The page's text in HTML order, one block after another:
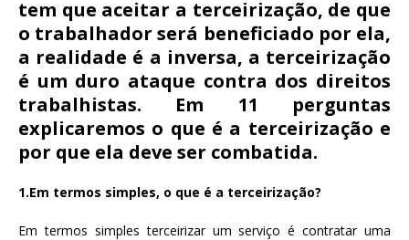
o
o
k
p
p
tem que aceitar a terceirização, de que
o trabalhador será beneficiado por ela,
a realidade é a inversa, a terceirização
é um duro ataque contra dos direitos
trabalhistas. Em 11 perguntas
explicaremos o que é a terceirização e
por que ela deve ser combatida.
1.Em termos simples, o que é a terceirização?
Em termos simples terceirizar um serviço é contratar uma